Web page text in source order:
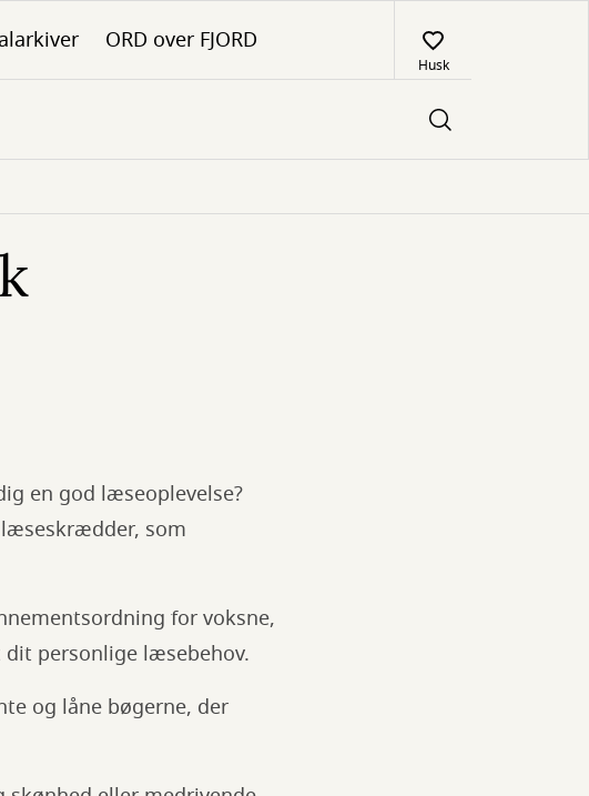
ORD over FJORD
Husk
en god læseoplevelse?
som
for voksne,
personlige læsebehov.
og låne bøgerne, der